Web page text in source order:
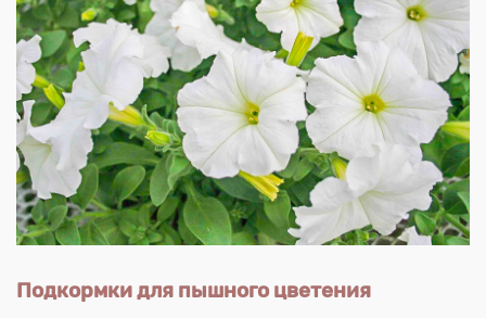
Подкормки для пышного цветения